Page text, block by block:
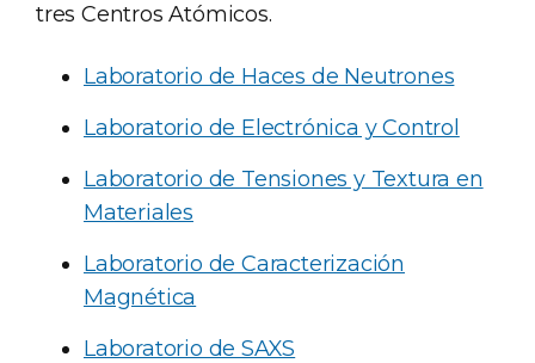
tres Centros Atómicos.
Laboratorio de Haces de Neutrones
Laboratorio de Electrónica y Control
Laboratorio de Tensiones y Textura en
Materiales
Laboratorio de Caracterización
Magnética
Laboratorio de SAXS